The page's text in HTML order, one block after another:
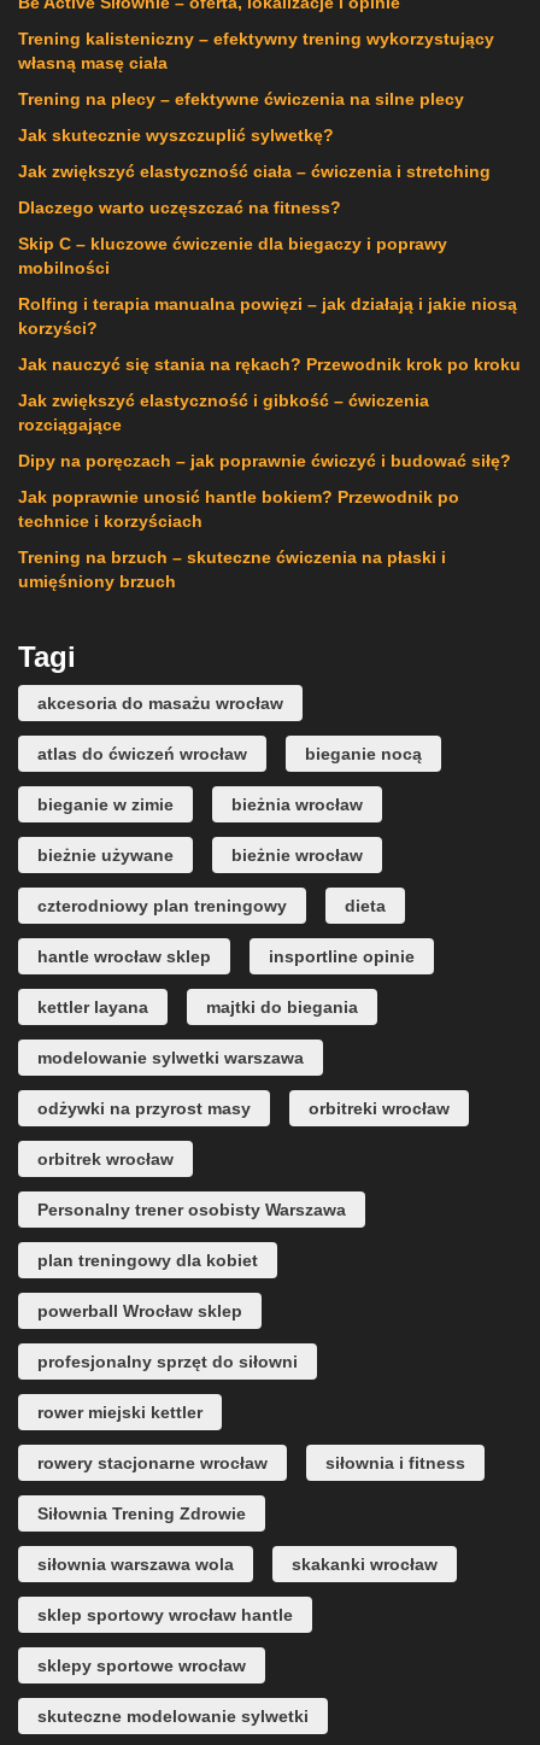
Trening kalisteniczny – efektywny trening wykorzystujący
własną masę ciała
Trening na plecy – efektywne ćwiczenia na silne plecy
Jak skutecznie wyszczuplić sylwetkę?
Jak zwiększyć elastyczność ciała – ćwiczenia i stretching
Dlaczego warto uczęszczać na fitness?
Skip C – kluczowe ćwiczenie dla biegaczy i poprawy
mobilności
Rolfing i terapia manualna powięzi – jak działają i jakie niosą
korzyści?
Jak nauczyć się stania na rękach? Przewodnik krok po kroku
Jak zwiększyć elastyczność i gibkość – ćwiczenia
rozciągające
Dipy na poręczach – jak poprawnie ćwiczyć i budować siłę?
Jak poprawnie unosić hantle bokiem? Przewodnik po
technice i korzyściach
Trening na brzuch – skuteczne ćwiczenia na płaski i
umięśniony brzuch
Tagi
akcesoria do masażu wrocław
atlas do ćwiczeń wrocław bieganie nocą
bieganie w zimie bieżnia wrocław
bieżnie używane bieżnie wrocław
czterodniowy plan treningowy dieta
hantle wrocław sklep insportline opinie
kettler layana majtki do biegania
modelowanie sylwetki warszawa
odżywki na przyrost masy orbitreki wrocław
orbitrek wrocław
Personalny trener osobisty Warszawa
plan treningowy dla kobiet
powerball Wrocław sklep
profesjonalny sprzęt do siłowni
rower miejski kettler
rowery stacjonarne wrocław siłownia i fitness
Siłownia Trening Zdrowie
siłownia warszawa wola skakanki wrocław
sklep sportowy wrocław hantle
sklepy sportowe wrocław
skuteczne modelowanie sylwetki